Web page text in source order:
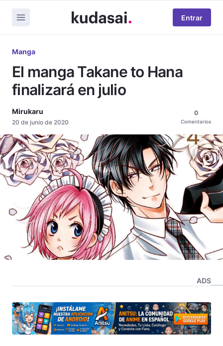
Entrar
Manga
El manga Takane to Hana
finalizará en julio
Mirukaru
20 de junio de 2020
0
Comentarios
ADS